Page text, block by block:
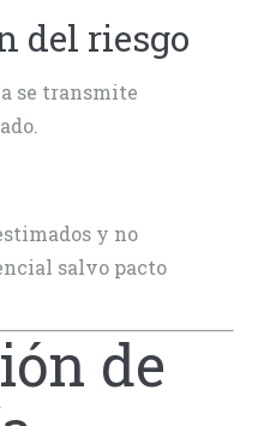
del riesgo
se transmite
y no
salvo pacto
de